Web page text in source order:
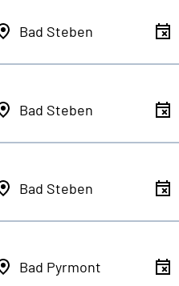
Bad Steben
Bad Steben
Bad Steben
Bad Pyrmont